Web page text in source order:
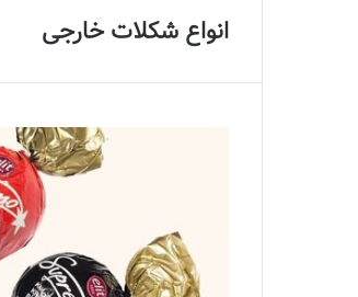
انواع شکلات خارجی